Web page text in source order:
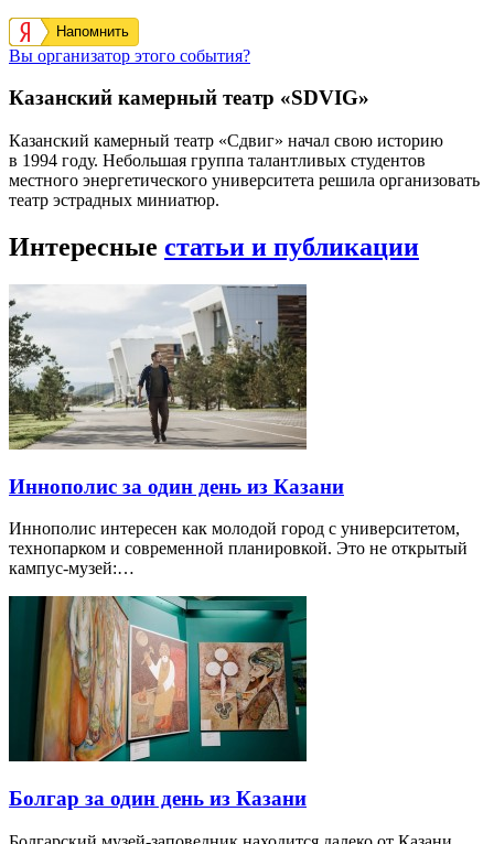
Напомнить
Вы организатор этого события?
Казанский камерный театр «SDVIG»
Казанский камерный театр «Сдвиг» начал свою историю
в 1994 году. Небольшая группа талантливых студентов
местного энергетического университета решила организовать
театр эстрадных миниатюр.
Интересные статьи и публикации
Иннополис за один день из Казани
Иннополис интересен как молодой город с университетом,
технопарком и современной планировкой. Это не открытый
кампус-музей:…
Болгар за один день из Казани